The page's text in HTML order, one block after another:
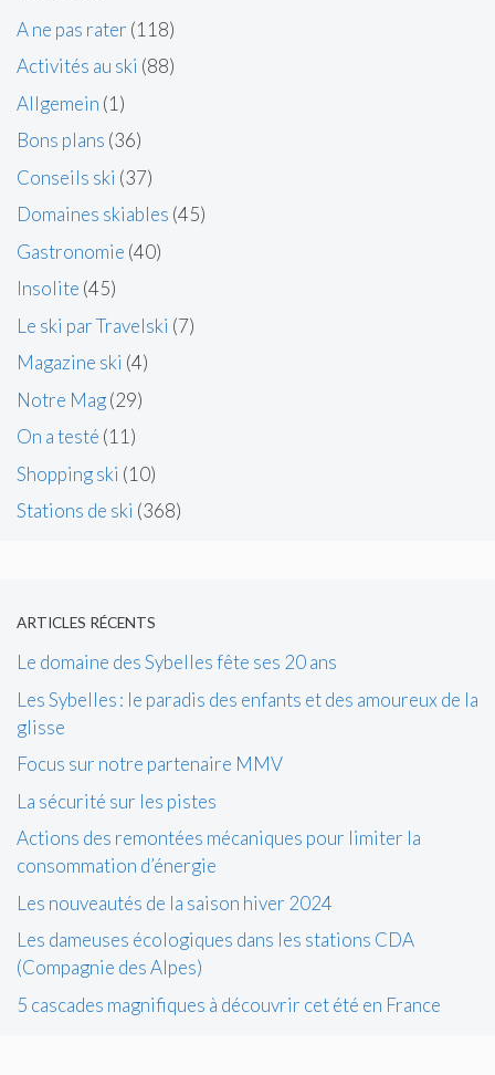
A ne pas rater (118)
Activités au ski (88)
Allgemein (1)
Bons plans (36)
Conseils ski (37)
Domaines skiables (45)
Gastronomie (40)
Insolite (45)
Le ski par Travelski (7)
Magazine ski (4)
Notre Mag(29)
On a testé (11)
Shopping ski (10)
Stations de ski (368)
ARTICLES RÉCENTS
Le domaine des Sybelles fête ses 20 ans
Les Sybelles : le paradis des enfants et des amoureux de la
glisse
Focus sur notre partenaire MMV
La sécurité sur les pistes
Actions des remontées mécaniques pour limiter la
consommation d’énergie
Les nouveautés de la saison hiver 2024
Les dameuses écologiques dans les stations CDA
(Compagnie des Alpes)
5 cascades magnifiques à découvrir cet été en France